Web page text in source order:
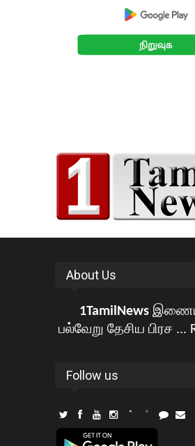
About Us
1TamilNews
பல்வேறு தேசிய பிரச ...
Follow us